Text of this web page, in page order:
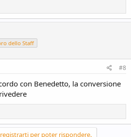
dello Staff
#8
con Benedetto, la conversione
registrarti per poter rispondere.